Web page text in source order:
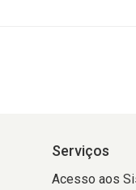
Serviços
Acesso aos